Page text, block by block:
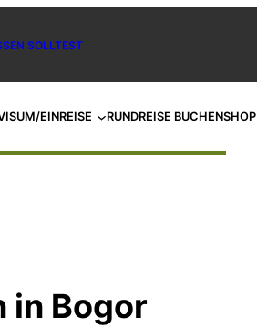
SOLLTEST
EINREISE RUNDREISE BUCHENSHOP
in Bogor